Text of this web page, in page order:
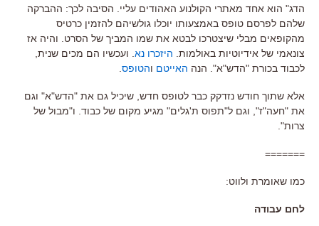
הדג" הוא אחד מאתרי הקולנוע האהודים עליי. הסיבה לכך: ההברקה
שלהם לפרסם טופס באמצעותו יוכלו גולשיהם להזמין כרטיס
מהקופאים מבלי שיצטרכו לבטא את שמו המביך של הסרט. והיה אז
צונאמי של אידיוטיות באולמות. היזכרו נא . ועכשיו הם מכים שנית,
לכבוד בכורת "הדש"א". הנה האייטם והטופס
אלא שתוך חודש נזדקק כבר לטופס חדש, שיכיל גם את "הדש"א" וגם
את "חעה"ז", וגם ל"תפוס ת'גלים" מגיע מקום של כבוד. ו"מבול של
צרות".
=======
כמו שאומרת ולווט:
לחם עבודה